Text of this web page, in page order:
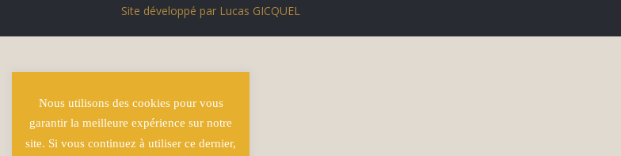
Site développé par Lucas GICQUEL
Nous utilisons des cookies pour vous
garantir la meilleure expérience sur notre
site. Si vous continuez à utiliser ce dernier,